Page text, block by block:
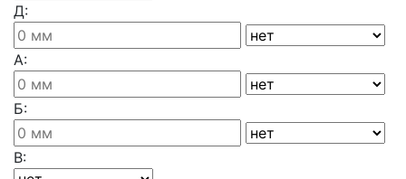
Д:
А:
Б:
В: